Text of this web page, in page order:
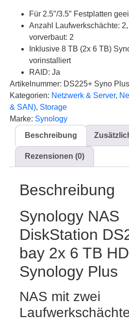
Für 2.5″/3.5″ Festplatten
Anzahl Laufwerkschächte:
vorverbaut: 2
Inklusive 8 TB (2x 6 TB)
vorinstalliert
RAID: Ja
Artikelnummer: DS225+ Syno
Kategorien: Netzwerk & Server,
& SAN), Storage
Marke: Synology
Beschreibung
Rezensionen (0)
Beschreibung
Synology NAS
DiskStation
bay 2x 6 TB
Synology Plus
NAS mit zwei